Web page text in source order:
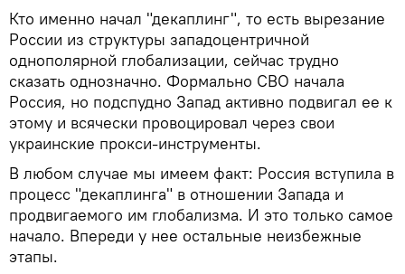
Кто именно начал "декаплинг", то есть вырезание
России из структуры западоцентричной
однополярной глобализации, сейчас трудно
сказать однозначно. Формально СВО начала
Россия, но подспудно Запад активно подвигал ее к
этому и всячески провоцировал через свои
украинские прокси-инструменты.
В любом случае мы имеем факт: Россия вступила в
процесс "декаплинга" в отношении Запада и
продвигаемого им глобализма. И это только самое
начало. Впереди у нее остальные неизбежные
этапы.